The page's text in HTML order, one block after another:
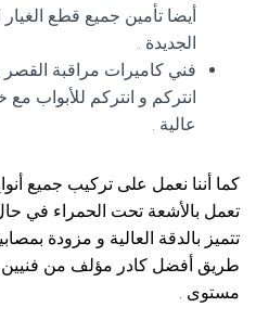
أيضا تأمين جميع قطع
الجديدة .
فني كاميرات مراقبة القصر
انتركم و انتركم للأبواب
عالية .
كما أننا نعمل على تركيب جميع
تعمل بالأشعة تحت الحمراء في حال
طريق أفضل كادر مؤلف من فنيين
مستوى .